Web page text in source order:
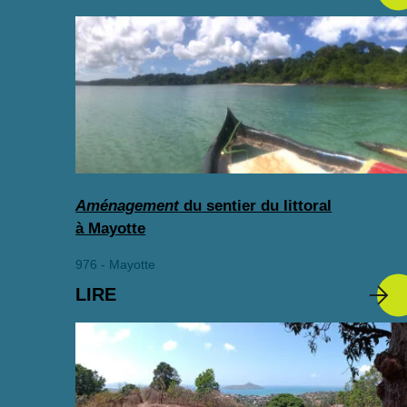
Aménagement du sentier du littoral
à Mayotte
976 - Mayotte
LIRE